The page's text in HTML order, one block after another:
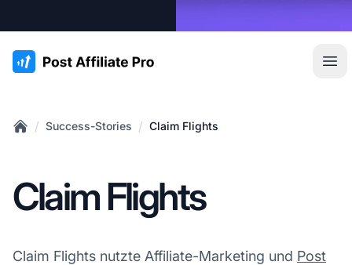
:site.title
/ Success-Stories / Claim Flights
Claim Flights
Claim Flights nutzte Affiliate-Marketing und Post